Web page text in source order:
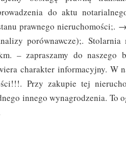
do aktu
prawnego nieruchomości;.
porównawcze);.
– zapraszamy do naszego
charakter informacyjny. W
Przy zakupie tej
innego wynagrodzenia. To